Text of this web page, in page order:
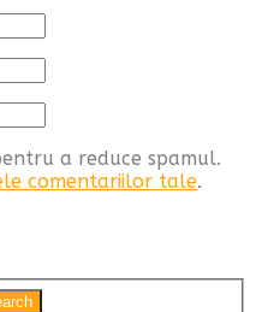
a reduce spamul.
comentariilor tale.